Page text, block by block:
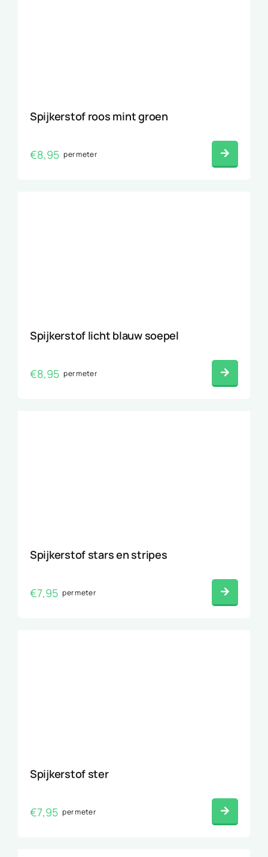
Spijkerstof roos mint groen
€8,95 per meter
Spijkerstof licht blauw soepel
€8,95 per meter
Spijkerstof stars en stripes
€7,95 per meter
Spijkerstof ster
€7,95 per meter